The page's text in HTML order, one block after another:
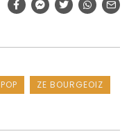
POP ZE BOURGEOIZ